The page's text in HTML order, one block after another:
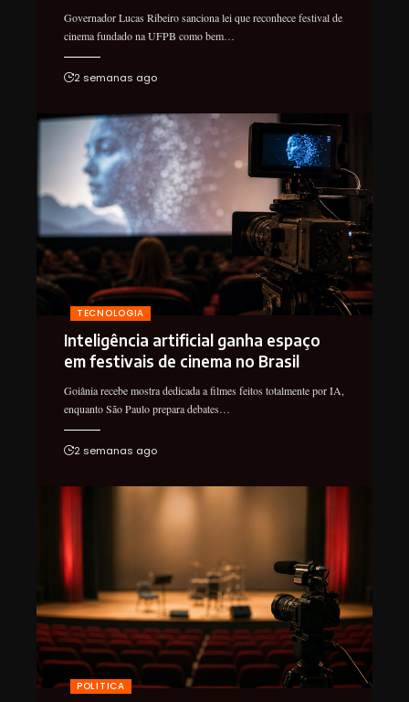
Governador Lucas Ribeiro sanciona lei que reconhece festival de
cinema fundado na UFPB como bem…
2 semanas ago
TECNOLOGIA
Inteligência artificial ganha espaço
em festivais de cinema no Brasil
Goiânia recebe mostra dedicada a filmes feitos totalmente por IA,
enquanto São Paulo prepara debates…
2 semanas ago
POLITICA